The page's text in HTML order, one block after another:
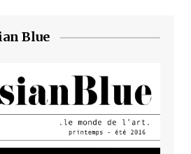
Blue